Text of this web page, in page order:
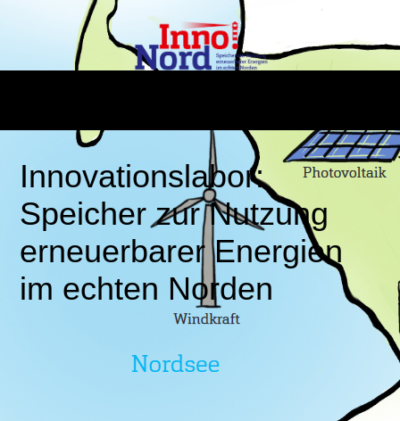
Innovationslabor:
Speicher zur Nutzung
erneuerbarer Energien
im echten Norden